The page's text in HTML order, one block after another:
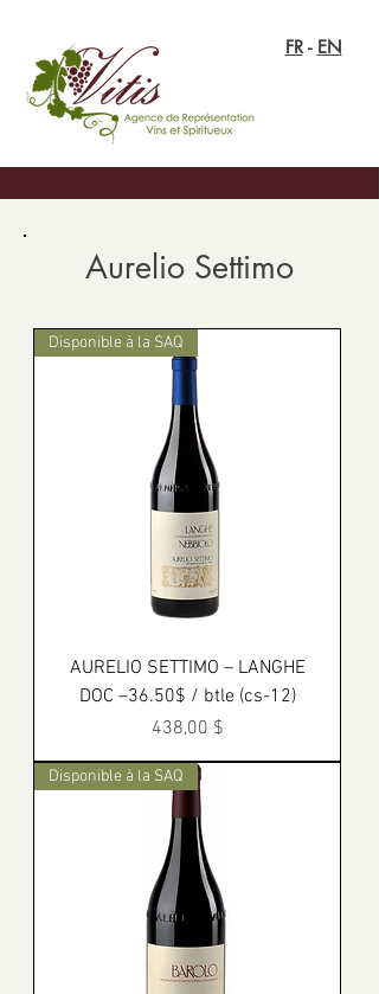
FR- EN
Aurelio Settimo
Disponible à la SAQ
AURELIO SETTIMO – LANGHE
DOC –36.50$ / btle (cs-12)
Prix
438,00 $
Disponible à la SAQ